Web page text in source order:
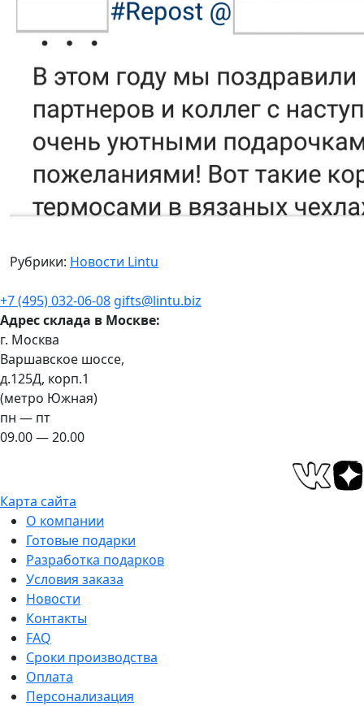
Рубрики: Новости Lintu
+7 (495) 032-06-08 gifts@lintu.biz
Адрес склада в Москве:
г. Москва
Варшавское шоссе,
д.125Д, корп.1
(метро Южная)
пн — пт
09.00 — 20.00
Карта сайта
О компании
Готовые подарки
Разработка подарков
Условия заказа
Новости
Контакты
FAQ
Сроки производства
Оплата
Персонализация